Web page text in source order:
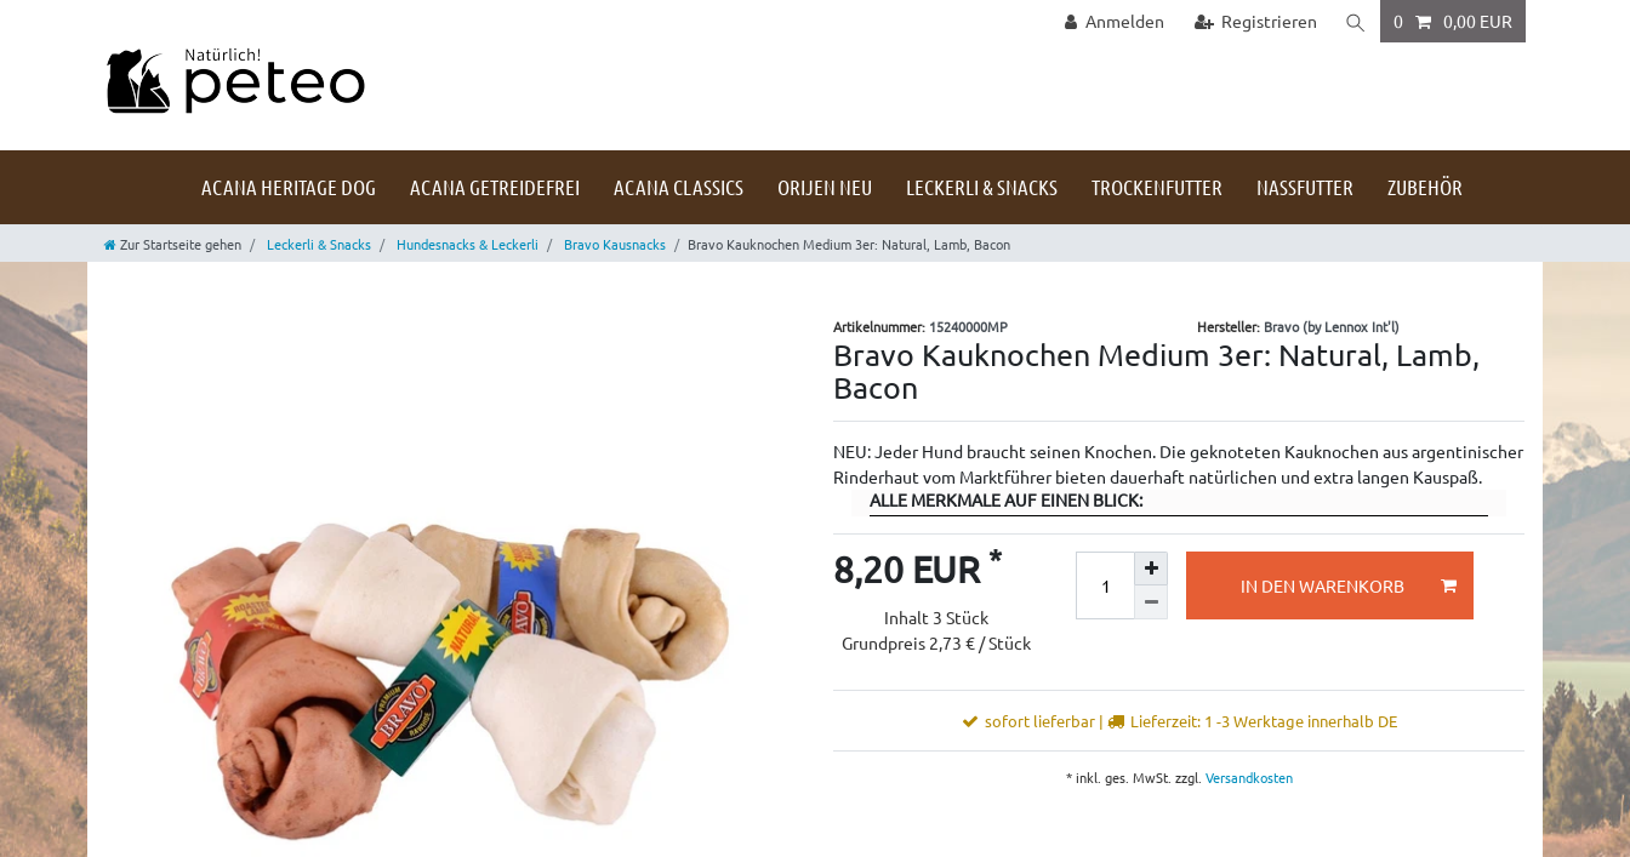
Anmelden Registrieren 0 0,00 EUR
ACANA HERITAGE DOG ACANA GETREIDEFREI ACANA CLASSICS ORIJEN NEU LECKERLI & SNACKS TROCKENFUTTER NASSFUTTER ZUBEHÖR
Zur Startseite gehen Leckerli & Snacks Hundesnacks & Leckerli Bravo Kausnacks Bravo Kauknochen Medium 3er: Natural, Lamb, Bacon
Artikelnummer: 15240000MP Hersteller: Bravo (by Lennox Int'l)
Bravo Kauknochen Medium 3er: Natural, Lamb,
Bacon
NEU: Jeder Hund braucht seinen Knochen. Die geknoteten Kauknochen aus argentinischer
Rinderhaut vom Marktführer bieten dauerhaft natürlichen und extra langen Kauspaß.
ALLE MERKMALE AUF EINEN BLICK:
8,20 EUR *
Inhalt 3 Stück
Grundpreis 2,73 € / Stück
IN DEN WARENKORB
sofort lieferbar | Lieferzeit: 1 -3 Werktage innerhalb DE
* inkl. ges. MwSt. zzgl. Versandkosten